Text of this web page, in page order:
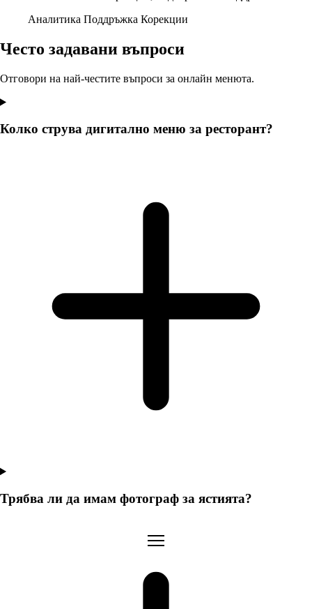
Аналитика Поддръжка Корекции
Често задавани въпроси
Отговори на най-честите въпроси за онлайн менюта.
Колко струва дигитално меню за ресторант?
Трябва ли да имам фотограф за ястията?